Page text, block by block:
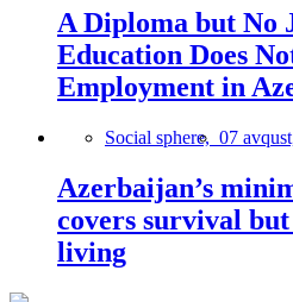
A Diploma but No
Education Does
Employment in
Social sphere, 07
Azerbaijan’s
covers survival
living